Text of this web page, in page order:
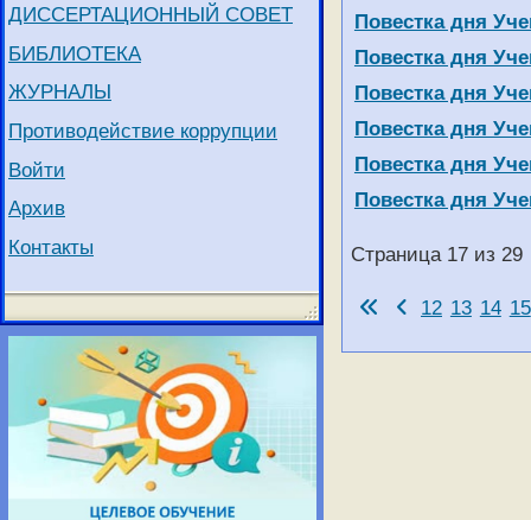
ДИССЕРТАЦИОННЫЙ СОВЕТ
БИБЛИОТЕКА
ЖУРНАЛЫ
Противодействие коррупции
Войти
Архив
Контакты
Повестка дня
Повестка дня
Повестка дня
Повестка дня
Повестка дня
Повестка дня
Страница 17 из 29
12 13 14 15